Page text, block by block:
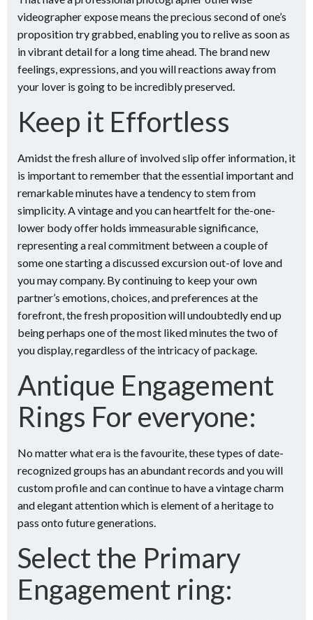
videographer expose means the precious second of one’s
proposition try grabbed, enabling you to relive as soon as
in vibrant detail for a long time ahead. The brand new
feelings, expressions, and you will reactions away from
your lover is going to be incredibly preserved.
Keep it Effortless
Amidst the fresh allure of involved slip offer information, it
is important to remember that the essential important and
remarkable minutes have a tendency to stem from
simplicity. A vintage and you can heartfelt for the-one-
lower body offer holds immeasurable significance,
representing a real commitment between a couple of
some one starting a discussed excursion out-of love and
you may company. By continuing to keep your own
partner’s emotions, choices, and preferences at the
forefront, the fresh proposition will undoubtedly end up
being perhaps one of the most liked minutes the two of
you display, regardless of the intricacy of package.
Antique Engagement
Rings For everyone:
No matter what era is the favourite, these types of date-
recognized groups has an abundant records and you will
custom profile and can continue to have a vintage charm
and elegant attention which is element of a heritage to
pass onto future generations.
Select the Primary
Engagement ring: